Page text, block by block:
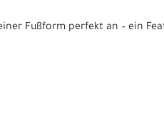
Fußform perfekt an – ein